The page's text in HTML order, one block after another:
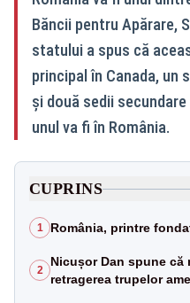
Băncii pentru Apărare,
statului a spus că
principal în Canada, un
și două sedii
unul va fi în România.
CUPRINS
1 România, printre
2
Nicușor Dan spune
retragerea trupelor